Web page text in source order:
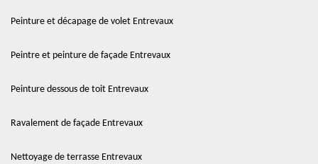
Peinture et décapage de volet Entrevaux
Peintre et peinture de façade Entrevaux
Peinture dessous de toit Entrevaux
Ravalement de façade Entrevaux
Nettoyage de terrasse Entrevaux